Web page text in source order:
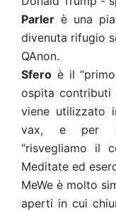
Parler è una
divenuta rifugio
QAnon.
Sfero è il
ospita
viene utilizzato
vax, e per
“risvegliamo il
Meditate ed
MeWe è molto
aperti in cui